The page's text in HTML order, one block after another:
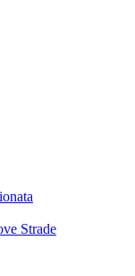
Strade